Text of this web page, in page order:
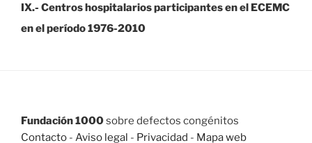
IX.- Centros hospitalarios participantes en el ECEMC
en el período 1976-2010
Fundación 1000sobre defectos congénitos
Contacto - Aviso legal - Privacidad - Mapa web